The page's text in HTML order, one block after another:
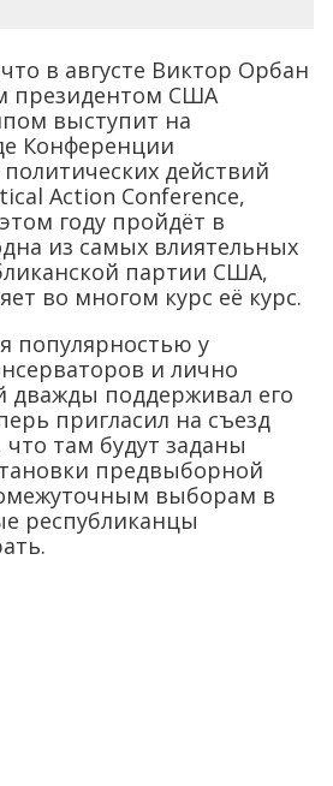
в августе Виктор Орбан
президентом США
выступит на
Конференции
действий
Action Conference,
году пройдёт в
из самых влиятельных
партии США,
во многом курс её курс.
популярностью у
и лично
дважды поддерживал его
пригласил на съезд
там будут заданы
предвыборной
выборам в
республиканцы